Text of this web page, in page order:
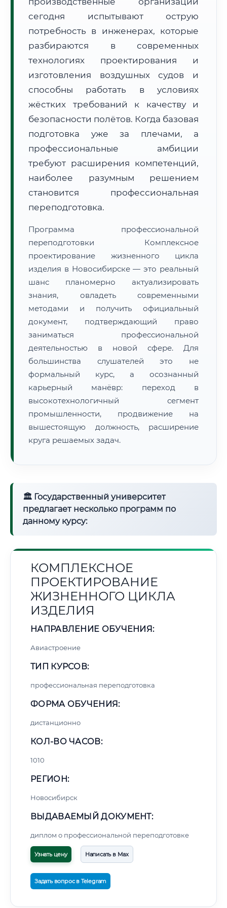
Расчет логистики оригиналов:
• Маршрут транзита:~2 км
• Экспресс-доставка СДЭК / Почтой:
📜 Документы и аккредитация ФИС ФРДО
Нажмите на документ для увеличения и просмотра
сегодня испытывают острую
потребность в инженерах, которые
разбираются в современных
технологиях проектирования и
изготовления воздушных судов и
способны работать в условиях
жёстких требований к качеству и
безопасности полётов. Когда базовая
подготовка уже за плечами, а
профессиональные амбиции
требуют расширения компетенций,
наиболее разумным решением
становится профессиональная
переподготовка.
Программа профессиональной
переподготовки Комплексное
проектирование жизненного цикла
изделия в Новосибирске — это реальный
шанс планомерно актуализировать
знания, овладеть современными
методами и получить официальный
документ, подтверждающий право
заниматься профессиональной
деятельностью в новой сфере. Для
большинства слушателей это не
формальный курс, а осознанный
карьерный манёвр: переход в
высокотехнологичный сегмент
промышленности, продвижение на
вышестоящую должность, расширение
круга решаемых задач.
🏛 Государственный университет
предлагает несколько программ по
данному курсу:
КОМПЛЕКСНОЕ
ПРОЕКТИРОВАНИЕ
ЖИЗНЕННОГО ЦИКЛА
ИЗДЕЛИЯ
НАПРАВЛЕНИЕ ОБУЧЕНИЯ:
Авиастроение
ТИП КУРСОВ:
профессиональная переподготовка
ФОРМА ОБУЧЕНИЯ:
дистанционно
КОЛ-ВО ЧАСОВ:
1010
РЕГИОН:
Новосибирск
ВЫДАВАЕМЫЙ ДОКУМЕНТ:
диплом о профессиональной переподготовке
Узнать цену Написать в Max
Задать вопрос в Telegram